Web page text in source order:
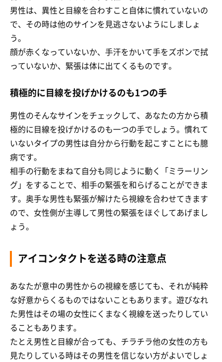
男性は、異性と目線を合わすこと自体に慣れていないの
で、その時は他のサインを見逃さないようにしましょ
う。
顔が赤くなっていないか、手汗をかいて手をズボンで拭
っていないか、緊張は体に出てくるものです。
積極的に目線を投げかけるのも1つの手
男性のそんなサインをチェックして、あなたの方から積
極的に目線を投げかけるのも一つの手でしょう。慣れて
いないタイプの男性は自分から行動を起こすことにも臆
病です。
相手の行動をまねて自分も同じように動く「ミラーリン
グ」をすることで、相手の緊張を和らげることができま
す。奥手な男性も緊張が解けたら視線を合わせてきます
ので、女性側が主導して男性の緊張をほぐしてあげまし
ょう。
アイコンタクトを送る時の注意点
あなたが意中の男性からの視線を感じても、それが純粋
な好意からくるものではないこともあります。遊びなれ
た男性はその場の女性にくまなく視線を送ったりしてい
ることもあります。
たとえ男性と目線が合っても、チラチラ他の女性の方も
見たりしている時はその男性を信じない方がよいでしょ